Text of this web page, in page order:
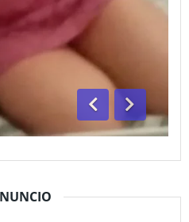
AnteriorSiguiente